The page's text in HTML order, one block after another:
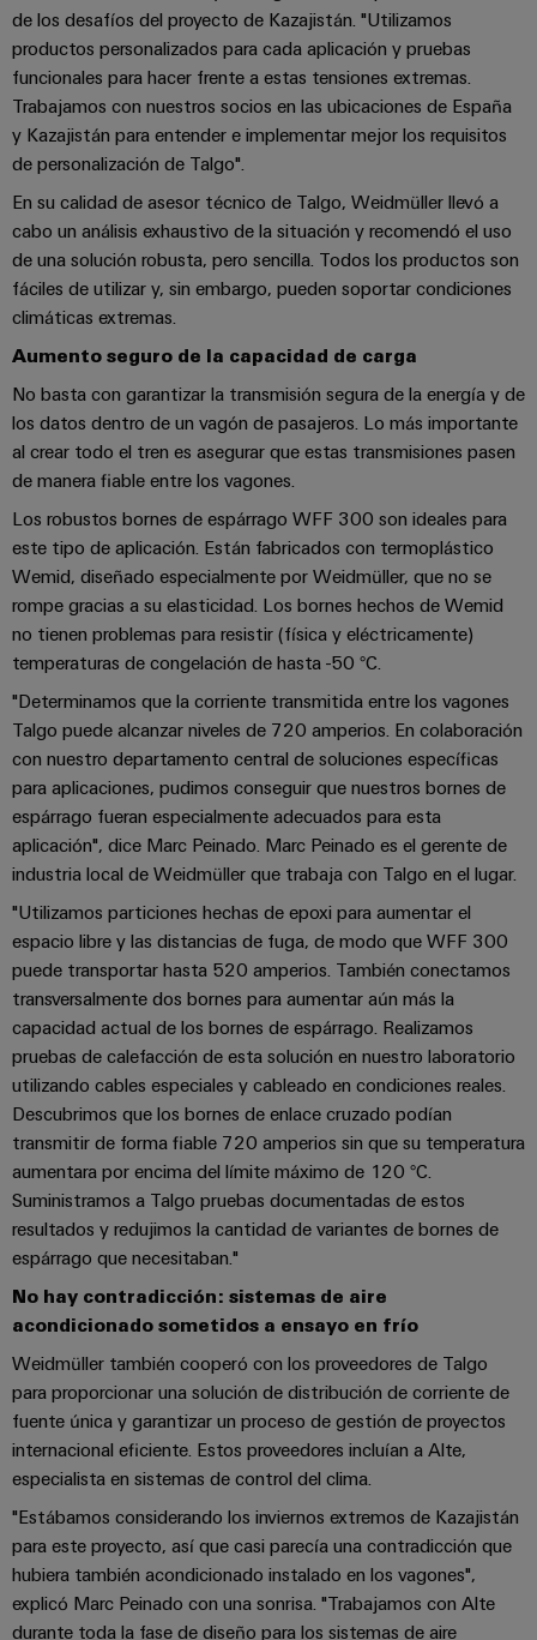
Centro
de
datos
Soluciones
y
productos
centros
de
datos:
eficientes,
fiables
y
escalables
Construcción
naval
Soluciones
integrales
conexión
para
industria
marítima
Energía
Excelencia
operativa
en
energía
eólica
Energía
fotovoltaica
Aprovechar
la
energía
solar
para
una
mayor
de
los
recursos
Energía
Tradicional
El
futuro
de
generación
de
energía
probada
Fabricantes
de
dispositivos
Soluciones
de
conectividad
innovadoras
para
computing
Cuadro
y
Cableado
de
campo
Configurador
Weidmüller
Medición
inteligente
Smart
Cabinet
Building
Workplace
solutions
Sistemas
y
soluciones
Automatización
descentralizada
Automatización
industrial
Industrial
analytics
Industrial
IoT
Industrial
Security
Plataforma
de
servicio
industrial
easyConnect
Software
para
y
automatización
Soluciones
de
conexión,
cables
de
conexión
(patch)
y
cables
Interfaces
y
soluciones
de
migración
para
PLC
Interfaces
de
asistencia
Distribution
Electrónica
Relés
y
relés
de
estado
sólido
Aisladores
y
convertidores
de
medida
Fuentes
de
alimentación
Carcasas
para
componentes
electrónicos
Protección
contra
rayos
y
sobretensiones
Ingeniería
digital
Weidmüller
Configurator
Servicios
de
conectores
para
circuito
impreso
Servicios
de
laboratorio
Soporte
Soporte
técnico
Cumplimiento
medioambiental
de
los
productos
PSIRT
Datos
de
ingeniería
Catálogos
técnicos
de
producto
Reparaciones
y
piezas
de
repuesto
Cursos
de
formación
y
seminarios
web
Opciones
de
Orange
Mag
|
Customer
Magazine
Weidmüller
Recursos
Humanos
Nuestro
de
dirección
Política
de
calidad
Prensa
Company
News
Notas
de
prensa
Nuestros
partners
Distribución
Red
de
partners
de
IIoT
y
Automatización
Encuentra
a
tu
partner
para
soluciones
de
IIoT
y
automatización
de los desafíos del proyecto de Kazajistán. "Utilizamos
productos personalizados para cada aplicación y pruebas
funcionales para hacer frente a estas tensiones extremas.
Trabajamos con nuestros socios en las ubicaciones de España
y Kazajistán para entender e implementar mejor los requisitos
de personalización de Talgo".
En su calidad de asesor técnico de Talgo, Weidmüller llevó a
cabo un análisis exhaustivo de la situación y recomendó el uso
de una solución robusta, pero sencilla. Todos los productos son
fáciles de utilizar y, sin embargo, pueden soportar condiciones
climáticas extremas.
Aumento seguro de la capacidad de carga
No basta con garantizar la transmisión segura de la energía y de
los datos dentro de un vagón de pasajeros. Lo más importante
al crear todo el tren es asegurar que estas transmisiones pasen
de manera fiable entre los vagones.
Los robustos bornes de espárrago WFF 300 son ideales para
este tipo de aplicación. Están fabricados con termoplástico
Wemid, diseñado especialmente por Weidmüller, que no se
rompe gracias a su elasticidad. Los bornes hechos de Wemid
no tienen problemas para resistir (física y eléctricamente)
temperaturas de congelación de hasta -50 °C.
"Determinamos que la corriente transmitida entre los vagones
Talgo puede alcanzar niveles de 720 amperios. En colaboración
con nuestro departamento central de soluciones específicas
para aplicaciones, pudimos conseguir que nuestros bornes de
espárrago fueran especialmente adecuados para esta
aplicación", dice Marc Peinado. Marc Peinado es el gerente de
industria local de Weidmüller que trabaja con Talgo en el lugar.
"Utilizamos particiones hechas de epoxi para aumentar el
espacio libre y las distancias de fuga, de modo que WFF 300
puede transportar hasta 520 amperios. También conectamos
transversalmente dos bornes para aumentar aún más la
capacidad actual de los bornes de espárrago. Realizamos
pruebas de calefacción de esta solución en nuestro laboratorio
utilizando cables especiales y cableado en condiciones reales.
Descubrimos que los bornes de enlace cruzado podían
transmitir de forma fiable 720 amperios sin que su temperatura
aumentara por encima del límite máximo de 120 °C.
Suministramos a Talgo pruebas documentadas de estos
resultados y redujimos la cantidad de variantes de bornes de
espárrago que necesitaban."
No hay contradicción: sistemas de aire
acondicionado sometidos a ensayo en frío
Weidmüller también cooperó con los proveedores de Talgo
para proporcionar una solución de distribución de corriente de
fuente única y garantizar un proceso de gestión de proyectos
internacional eficiente. Estos proveedores incluían a Alte,
especialista en sistemas de control del clima.
"Estábamos considerando los inviernos extremos de Kazajistán
para este proyecto, así que casi parecía una contradicción que
hubiera también acondicionado instalado en los vagones",
explicó Marc Peinado con una sonrisa. "Trabajamos con Alte
durante toda la fase de diseño para los sistemas de aire